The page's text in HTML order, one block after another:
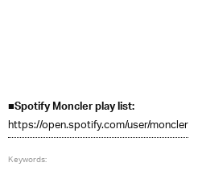
■Spotify Moncler play list:
https://open.spotify.com/user/moncler
Keywords: